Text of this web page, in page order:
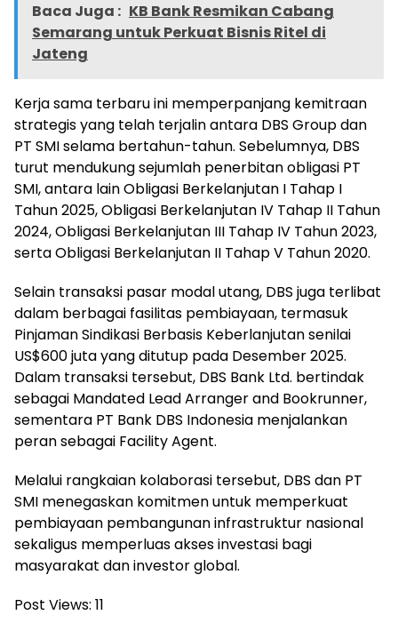
Baca Juga : KB Bank Resmikan Cabang
Semarang untuk Perkuat Bisnis Ritel di
Jateng
Kerja sama terbaru ini memperpanjang kemitraan
strategis yang telah terjalin antara DBS Group dan
PT SMI selama bertahun-tahun. Sebelumnya, DBS
turut mendukung sejumlah penerbitan obligasi PT
SMI, antara lain Obligasi Berkelanjutan I Tahap I
Tahun 2025, Obligasi Berkelanjutan IV Tahap II Tahun
2024, Obligasi Berkelanjutan III Tahap IV Tahun 2023,
serta Obligasi Berkelanjutan II Tahap V Tahun 2020.
Selain transaksi pasar modal utang, DBS juga terlibat
dalam berbagai fasilitas pembiayaan, termasuk
Pinjaman Sindikasi Berbasis Keberlanjutan senilai
US$600 juta yang ditutup pada Desember 2025.
Dalam transaksi tersebut, DBS Bank Ltd. bertindak
sebagai Mandated Lead Arranger and Bookrunner,
sementara PT Bank DBS Indonesia menjalankan
peran sebagai Facility Agent.
Melalui rangkaian kolaborasi tersebut, DBS dan PT
SMI menegaskan komitmen untuk memperkuat
pembiayaan pembangunan infrastruktur nasional
sekaligus memperluas akses investasi bagi
masyarakat dan investor global.
Post Views: 11